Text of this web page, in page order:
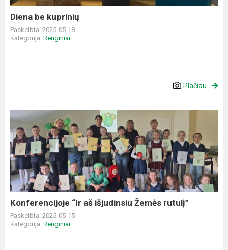
Diena be kuprinių
Paskelbta: 2025-05-18
Kategorija: Renginiai
Plačiau
Konferencijoje
“Ir
aš
išjudinsiu
Žemės
rutulį”
Konferencijoje “Ir aš išjudinsiu Žemės rutulį”
Paskelbta: 2025-05-15
Kategorija: Renginiai